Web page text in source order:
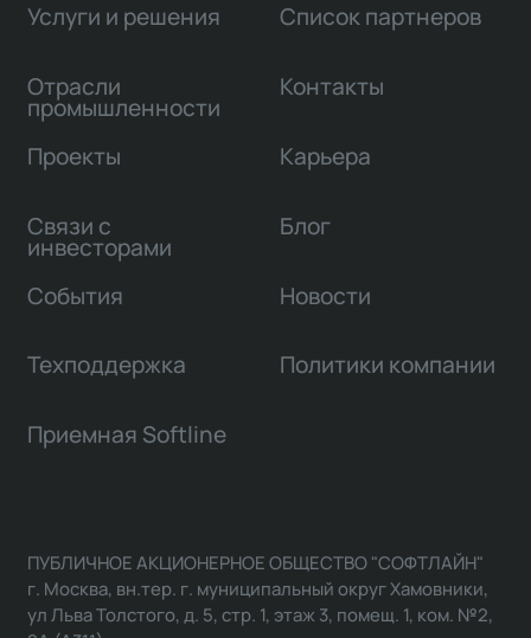
Услуги и решения
Отрасли
промышленности
Проекты
Связи с
инвесторами
Список партнеров
Контакты
Карьера
Блог
События Новости
Техподдержка Политики компании
Приемная Softline
ПУБЛИЧНОЕ АКЦИОНЕРНОЕ ОБЩЕСТВО "СОФТЛАЙН"
г. Москва, вн.тер. г. муниципальный округ Хамовники,
ул Льва Толстого, д. 5, стр. 1, этаж 3, помещ. 1, ком. №2,